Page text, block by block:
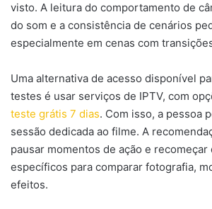
visto. A leitura do comportamento de
do som e a consistência de cenários
especialmente em cenas com
Uma alternativa de acesso disponível
testes é usar serviços de IPTV, com
teste grátis 7 dias. Com isso, a pessoa
sessão dedicada ao filme. A
pausar momentos de ação e recomeçar
específicos para comparar fotografia,
efeitos.